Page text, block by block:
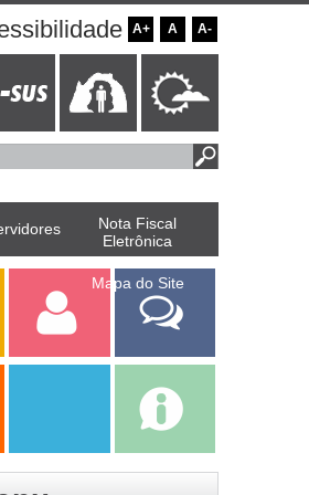
A+ A A-
Nota Fiscal
Eletrônica
Mapa do Site
Servidor
Fale Com a
Prefeitura